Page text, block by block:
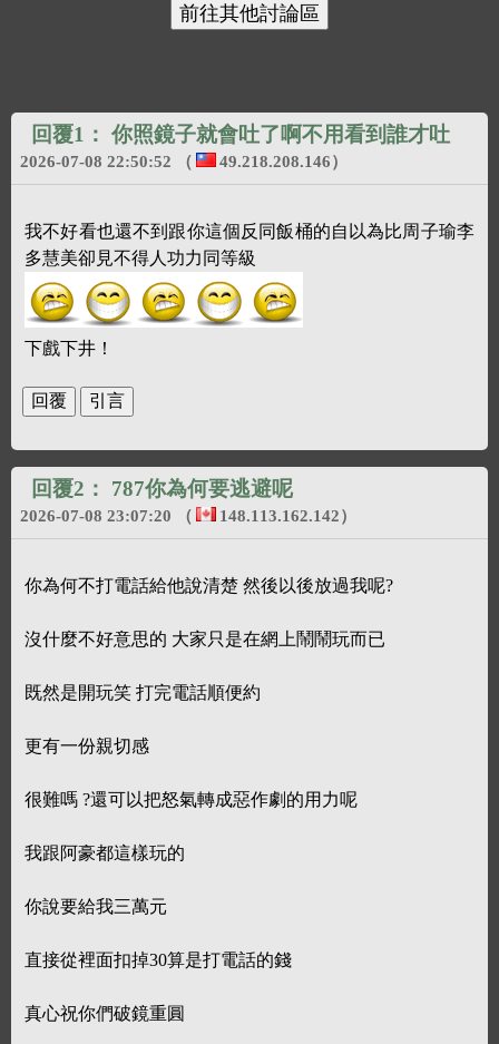
回覆1： 你照鏡子就會吐了啊不用看到誰才吐
2026-07-08 22:50:52 （ 49.218.208.146）
我不好看也還不到跟你這個反同飯桶的自以為比周子瑜李
多慧美卻見不得人功力同等級
下戲下井！
回覆2： 787你為何要逃避呢
2026-07-08 23:07:20 （ 148.113.162.142）
你為何不打電話給他說清楚 然後以後放過我呢?
沒什麼不好意思的 大家只是在網上鬧鬧玩而已
既然是開玩笑 打完電話順便約
更有一份親切感
很難嗎 ?還可以把怒氣轉成惡作劇的用力呢
我跟阿豪都這樣玩的
你說要給我三萬元
直接從裡面扣掉30算是打電話的錢
真心祝你們破鏡重圓